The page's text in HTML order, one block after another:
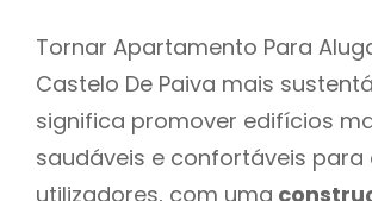
Tornar Apartamento Para
Castelo De Paiva mais
significa promover edifícios
saudáveis e confortáveis para
utilizadores, com uma